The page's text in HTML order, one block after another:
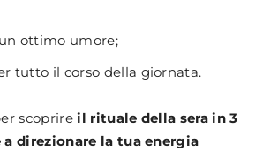
ottimo umore;
tutto il corso della giornata.
scoprireil rituale della sera in 3
a direzionare la tua energia